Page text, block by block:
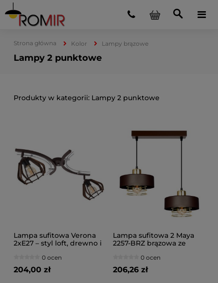
Strona główna Kolor Lampy brązowe
Lampy 2 punktowe
Lampy 2 punktowe
Lampa sufitowa Verona
2xE27 – styl loft, drewno i
regulowane
0 ocen
204,00 zł
Lampa sufitowa 2 Maya
2257-BRZ brązowa ze
0 ocen
206,26 zł